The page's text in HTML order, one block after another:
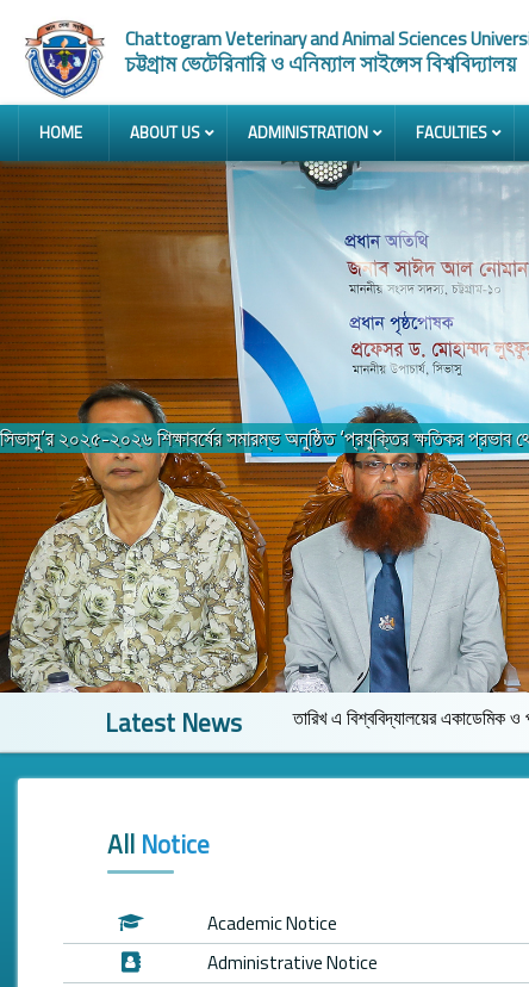
Chattogram Veterinary and Animal Sciences
চট্টগ্রাম ভেটেরিনারি ও এনিম্যাল সাইন্সেস বিশ্ববিদ্যালয়
HOME ABOUT US ADMINISTRATION FACULTIES
২০২৫-২০২৬ শিক্ষাবর্ষে ভর্তিকৃত নবীন শিক্ষার্থীদের পদচারণায় মুখরিত সিভাসু
Previous
Latest News
০৫/০৮/২০২৬ তারিখ এ বিশ্ববিদ্যালয়ের একাডেমিক ও প্রশাসনিক কার্যক্রম বন্ধ
All Notice
Academic Notice
Administrative Notice